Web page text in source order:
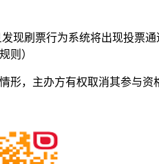
现刷票行为系统将出现投票
则）
，主办方有权取消其参与资